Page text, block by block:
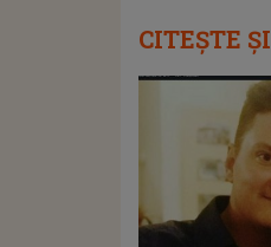
CITEȘTE ȘI